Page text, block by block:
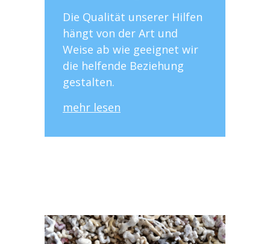
Die Qualität unserer Hilfen
hängt von der Art und
Weise ab wie geeignet wir
die helfende Beziehung
gestalten.
mehr lesen